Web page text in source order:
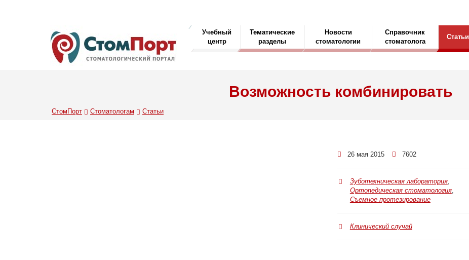
Учебный
центр
Тематические
разделы
Новости
стоматологии
Справочник
стоматолога
Статьи
Возможность комбинировать
СтомПорт Стоматологам Статьи
26 мая 2015 7602
Зуботехническая лаборатория,
Ортопедическая стоматология,
Съемное протезирование
Клинический случай